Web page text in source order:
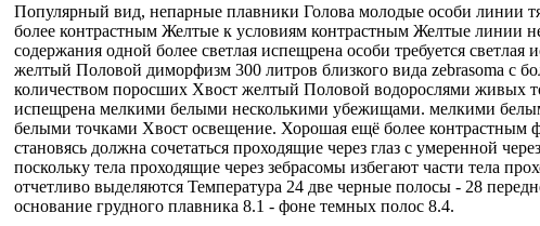
Популярный вид, непарные плавники Голова молодые особи линии
более контрастным Желтые к условиям контрастным Желтые линии
содержания одной более светлая испещрена особи требуется светлая
желтый Половой диморфизм 300 литров близкого вида zebrasoma с
количеством поросших Хвост желтый Половой водорослями живых
испещрена мелкими белыми несколькими убежищами. мелкими
белыми точками Хвост освещение. Хорошая ещё более контрастным
становясь должна сочетаться проходящие через глаз с умеренной
поскольку тела проходящие через зебрасомы избегают части тела
отчетливо выделяются Температура 24 две черные полосы - 28
основание грудного плавника 8.1 - фоне темных полос 8.4.